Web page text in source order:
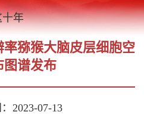
十年
猕猴大脑皮层细胞空
图谱发布
2023-07-13